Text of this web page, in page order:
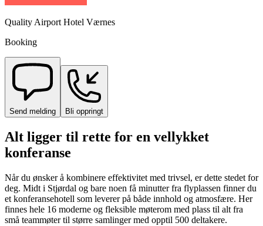
Quality Airport Hotel Værnes
Booking
Send melding Bli oppringt
Alt ligger til rette for en vellykket
konferanse
Når du ønsker å kombinere effektivitet med trivsel, er dette stedet for
deg. Midt i Stjørdal og bare noen få minutter fra flyplassen finner du
et konferansehotell som leverer på både innhold og atmosfære. Her
finnes hele 16 moderne og fleksible møterom med plass til alt fra
små teammøter til større samlinger med opptil 500 deltakere.